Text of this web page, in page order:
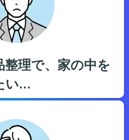
整理で、家の中を
い…